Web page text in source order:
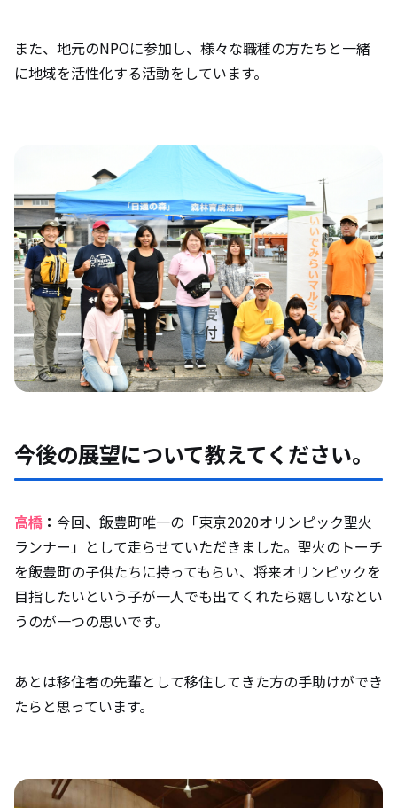
また、地元のNPOに参加し、様々な職種の方たちと一緒
に地域を活性化する活動をしています。
今後の展望について教えてください。
高橋 ： 今回、飯豊町唯一の「東京2020オリンピック聖火
ランナー」として走らせていただきました。聖火のトーチ
を飯豊町の子供たちに持ってもらい、将来オリンピックを
目指したいという子が一人でも出てくれたら嬉しいなとい
うのが一つの思いです。
あとは移住者の先輩として移住してきた方の手助けができ
たらと思っています。